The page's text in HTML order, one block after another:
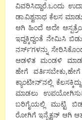
ವಿವರಿಸಿದ್ದಾರೆ.ಒಂದು
ಡಾ.ವಿಶ್ವನಾಥ ಕೆಲಸ
ಆಗಿ ಹಿಂದೆ ಅದೇ ಆಸ್ಪತ್ರೆಯ
ಇದ್ದಕ್ಕಿದ್ದಂತೆ ನೇಮಿಸಿ
ನರ್ಸ್’ಗಳನ್ನು
ಆಡಳಿತ ಮಂಡಳಿ
ಹೇಗೆ
ಕ್ಯಾಂಟೀನ್’ನಲ್ಲಿ
ಮಾಡಲು
ಬರಿಗೈಯಲ್ಲಿ ಮುಟ್ಟಿ
ರೋಗಿಗೆ ಇನ್ಫೆಕ್ಷನ್ ಆಗಿ